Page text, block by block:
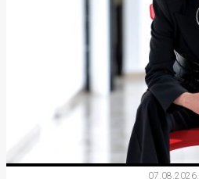
07.08.2026.